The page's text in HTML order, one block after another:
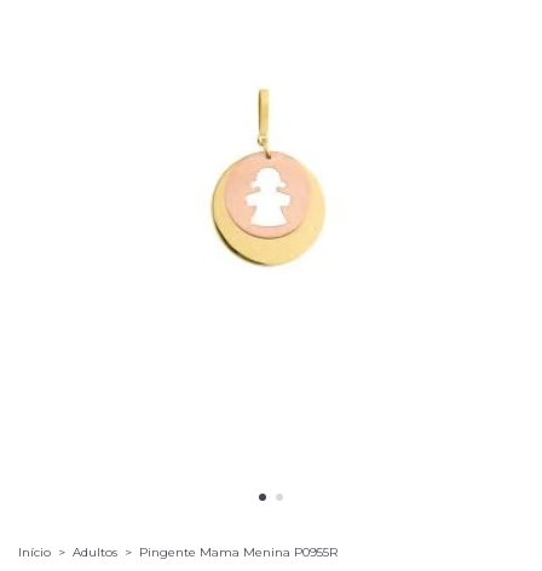
Início > Adultos > Pingente Mama Menina P0955R